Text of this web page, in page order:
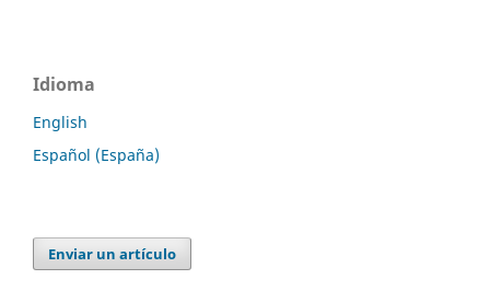
Idioma
English
Español (España)
Enviar un artículo